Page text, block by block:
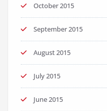
October 2015
September 2015
August 2015
July 2015
June 2015